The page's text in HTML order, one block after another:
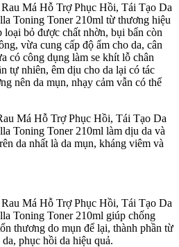
Má Hỗ Trợ Phục Hồi, Tái Tạo Da
Toning Toner 210ml từ thương hiệu
bỏ được chất nhờn, bụi bẩn còn
vừa cung cấp độ ẩm cho da, cân
có công dụng làm se khít lỗ chân
tự nhiên, êm dịu cho da lại có tác
nên da mụn, nhạy cảm vẫn có thể
Má Hỗ Trợ Phục Hồi, Tái Tạo Da
Toning Toner 210ml làm dịu da và
da nhất là da mụn, kháng viêm và
Má Hỗ Trợ Phục Hồi, Tái Tạo Da
Toning Toner 210ml giúp chống
thương do mụn để lại, thành phần từ
phục hồi da hiệu quả.